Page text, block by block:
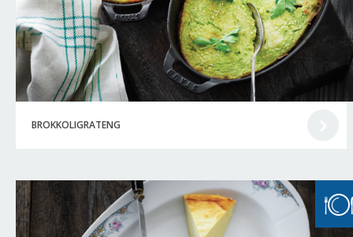
BROKKOLIGRATENG